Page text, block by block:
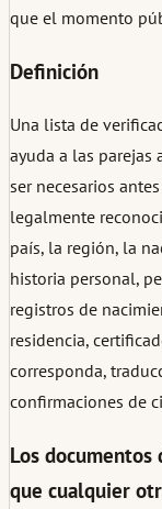
que el momento
Definición
Una lista de
ayuda a las parejas
ser necesarios
legalmente
país, la región, la
historia personal,
registros de
residencia,
corresponda,
confirmaciones de
Los
que cualquier